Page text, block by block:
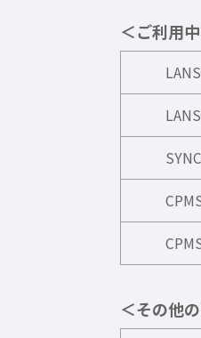
＜ご利用
＜その他